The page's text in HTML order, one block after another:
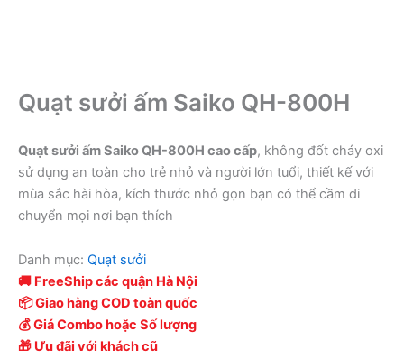
Quạt sưởi ấm Saiko QH-800H
Quạt sưởi ấm Saiko QH-800H cao cấp, không đốt cháy oxi
sử dụng an toàn cho trẻ nhỏ và người lớn tuổi, thiết kế với
mùa sắc hài hòa, kích thước nhỏ gọn bạn có thể cầm di
chuyển mọi nơi bạn thích
Danh mục: Quạt sưởi
🚚 FreeShip các quận Hà Nội
📦 Giao hàng COD toàn quốc
💰 Giá Combo hoặc Số lượng
🎁 Ưu đãi với khách cũ